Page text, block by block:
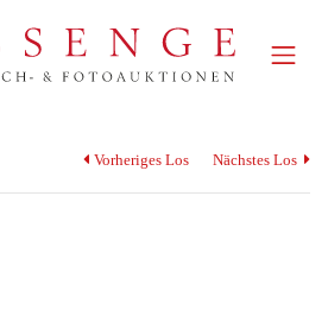
Vorheriges Los Nächstes Los